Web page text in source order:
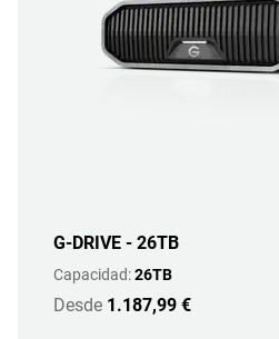
G-DRIVE - 26TB
Capacidad:26TB
Desde 1.187,99 €